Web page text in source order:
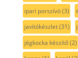
ipari porszívó(3)
javítókészlet(31)
jégkocka készítő(2)